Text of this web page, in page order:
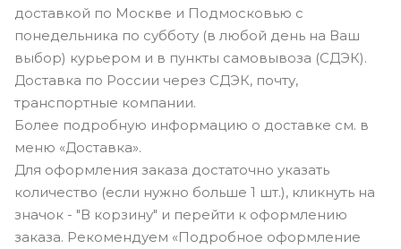
доставкой по Москве и Подмосковью с
понедельника по субботу (в любой день на Ваш
выбор) курьером и в пункты самовывоза (СДЭК).
Доставка по России через СДЭК, почту,
транспортные компании.
Более подробную информацию о доставке см. в
меню «Доставка».
Для оформления заказа достаточно указать
количество (если нужно больше 1 шт.), кликнуть на
значок - "В корзину" и перейти к оформлению
заказа. Рекомендуем «Подробное оформление